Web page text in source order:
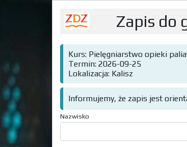
Zapis do
Kurs: Pielęgniarstwo opieki
Termin: 2026-09-25
Lokalizacja: Kalisz
Informujemy, że zapis jest
Nazwisko